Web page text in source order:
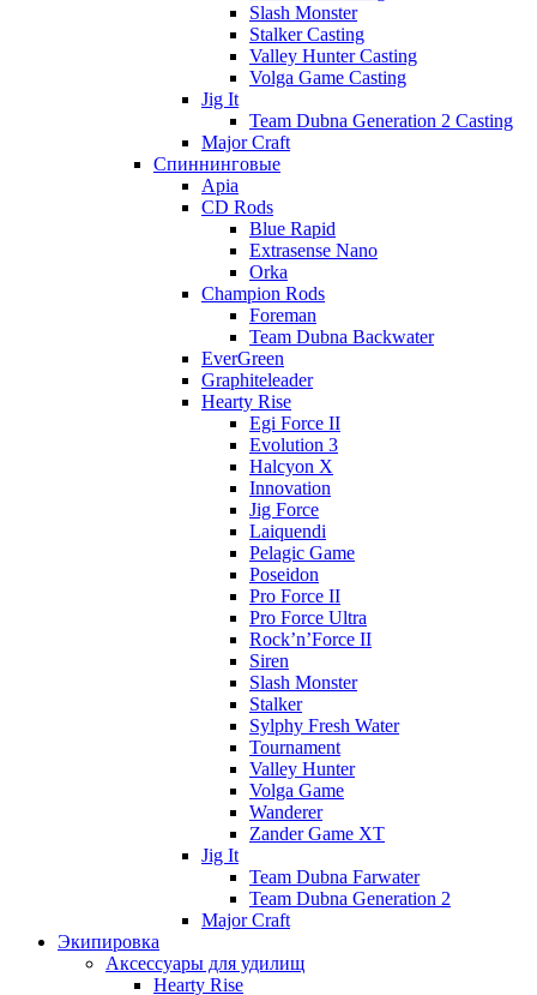
Slash Monster
Stalker Casting
Valley Hunter Casting
Volga Game Casting
Jig It
Team Dubna Generation 2 Casting
Major Craft
Спиннинговые
Apia
CD Rods
Blue Rapid
Extrasense Nano
Orka
Champion Rods
Foreman
Team Dubna Backwater
EverGreen
Graphiteleader
Hearty Rise
Egi Force II
Evolution 3
Halcyon X
Innovation
Jig Force
Laiquendi
Pelagic Game
Poseidon
Pro Force II
Pro Force Ultra
Rock’n’Force II
Siren
Slash Monster
Stalker
Sylphy Fresh Water
Tournament
Valley Hunter
Volga Game
Wanderer
Zander Game XT
Jig It
Team Dubna Farwater
Team Dubna Generation 2
Major Craft
Экипировка
Аксессуары для удилищ
Hearty Rise